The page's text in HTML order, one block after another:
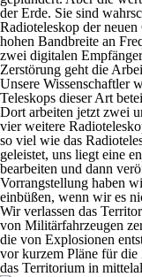
der Erde. Sie sind
Radioteleskop der
hohen Bandbreite an
zwei digitalen
Zerstörung geht die
Unsere Wissenschaftler
Teleskops dieser Art
Dort arbeiten jetzt zwei
vier weitere
so viel wie das
geleistet, uns liegt eine
bearbeiten und dann
Vorrangstellung haben
einbüßen, wenn wir es
Wir verlassen das
von Militärfahrzeugen
die von Explosionen
vor kurzem Pläne für
das Territorium in